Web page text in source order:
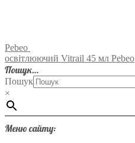
Pebeo
освітлюючий Vitrail 45 мл Pebeo
Пошук…
Пошук
×
Меню сайту: